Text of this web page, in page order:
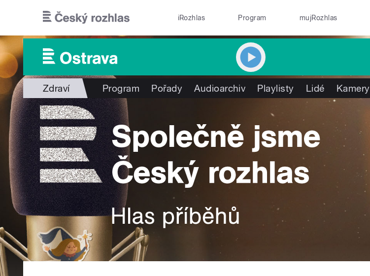
iRozhlas Program mujRozhlas
Zdraví Program Pořady Audioarchiv Playlisty Lidé Kamery